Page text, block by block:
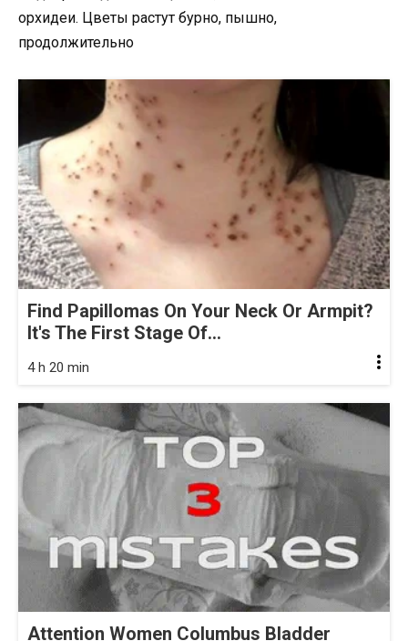
орхидеи. Цветы растут бурно, пышно,
продолжительно
Find Papillomas On Your Neck Or Armpit?
It's The First Stage Of...
4 h 20 min
Attention Women Columbus Bladder